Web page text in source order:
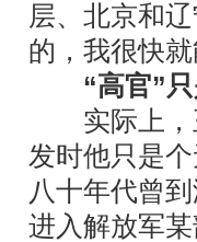
层、北京和
的，我很快
“高官”只
实际上，王
发时他只是
八十年代曾
进入解放军